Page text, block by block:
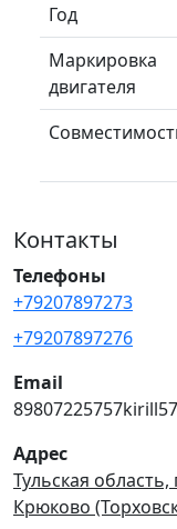
Год
Маркировка
двигателя
Контакты
Телефоны
+79207897273
+79207897276
Email
Адрес
Тульская
Крюково